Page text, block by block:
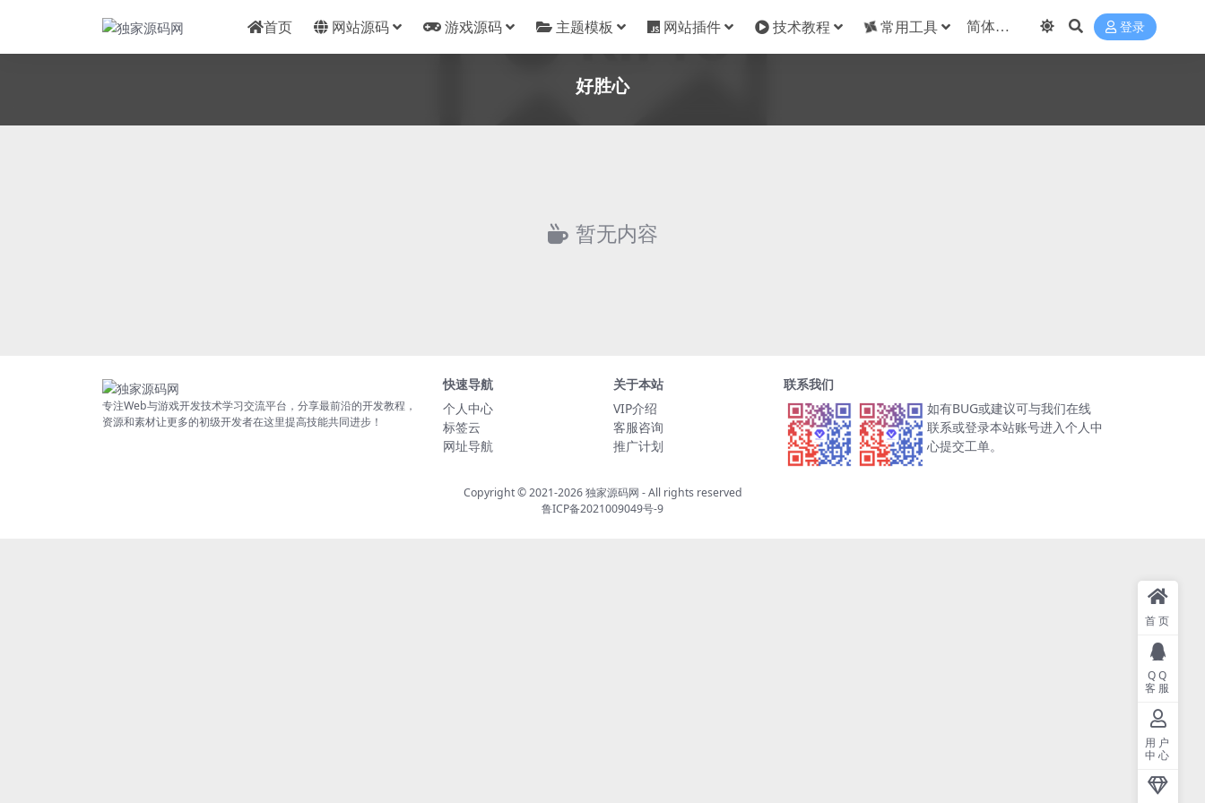
首页 网站源码 游戏源码 主题模板 网站插件 技术教程 常用工具 登录
好胜心
暂无内容
专注Web与游戏开发技术学习交流平台，分享最前沿的开发教程，
资源和素材让更多的初级开发者在这里提高技能共同进步！
快速导航
个人中心
标签云
网址导航
关于本站
VIP介绍
客服咨询
推广计划
联系我们
如有BUG或建议可与我们在线
联系或登录本站账号进入个人中
心提交工单。
Copyright © 2021-2026独家源码网 - All rights reserved
鲁ICP备2021009049号-9
首页
QQ
客服
用户
中心